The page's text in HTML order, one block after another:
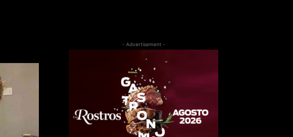
- Advertisement -